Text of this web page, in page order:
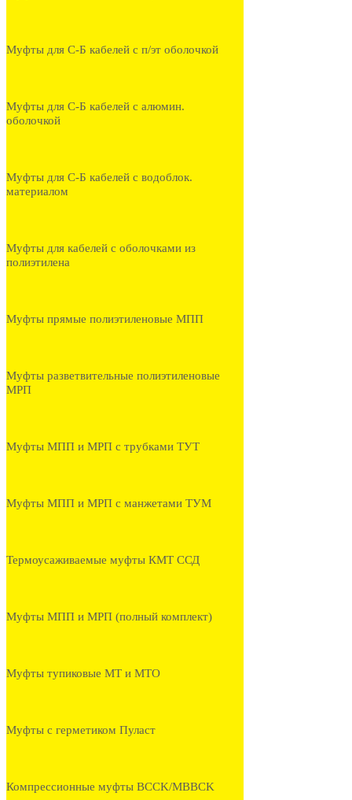
Муфты для С-Б кабелей с п/эт оболочкой
Муфты для С-Б кабелей с алюмин.
оболочкой
Муфты для С-Б кабелей с водоблок.
материалом
Муфты для кабелей с оболочками из
полиэтилена
Муфты прямые полиэтиленовые МПП
Муфты разветвительные полиэтиленовые
МРП
Муфты МПП и МРП с трубками ТУТ
Муфты МПП и МРП с манжетами ТУМ
Термоусаживаемые муфты КМТ ССД
Муфты МПП и МРП (полный комплект)
Муфты тупиковые МТ и МТО
Муфты с герметиком Пуласт
Компрессионные муфты BCCK/MBBCK